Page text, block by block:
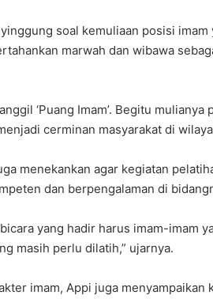
soal kemuliaan posisi imam
marwah dan wibawa
‘Puang Imam’. Begitu
cerminan masyarakat di
menekankan agar kegiatan
dan berpengalaman di
yang hadir harus imam-imam
masih perlu dilatih,” ujarnya.
imam, Appi juga menyampaikan